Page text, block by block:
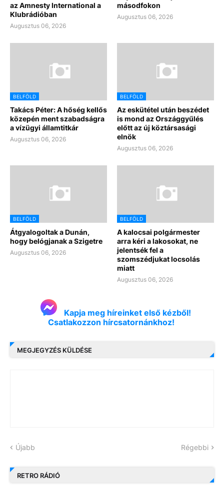
az Amnesty International a
Klubrádióban
Augusztus 06, 2026
másodfokon
Augusztus 06, 2026
BELFÖLD
Takács Péter: A hőség kellős
közepén ment szabadságra
a vízügyi államtitkár
Augusztus 06, 2026
BELFÖLD
Az eskütétel után beszédet
is mond az Országgyűlés
előtt az új köztársasági
elnök
Augusztus 06, 2026
BELFÖLD
Átgyalogoltak a Dunán,
hogy belógjanak a Szigetre
Augusztus 06, 2026
BELFÖLD
A kalocsai polgármester
arra kéri a lakosokat, ne
jelentsék fel a
szomszédjukat locsolás
miatt
Augusztus 06, 2026
Kapja meg híreinket első kézből!
Csatlakozzon hírcsatornánkhoz!
MEGJEGYZÉS KÜLDÉSE
Újabb Régebbi
RETRO RÁDIÓ